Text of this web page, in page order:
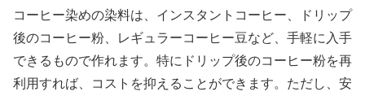
コーヒー染めの染料は、インスタントコーヒー、ドリップ
後のコーヒー粉、レギュラーコーヒー豆など、手軽に入手
できるもので作れます。特にドリップ後のコーヒー粉を再
利用すれば、コストを抑えることができます。ただし、安